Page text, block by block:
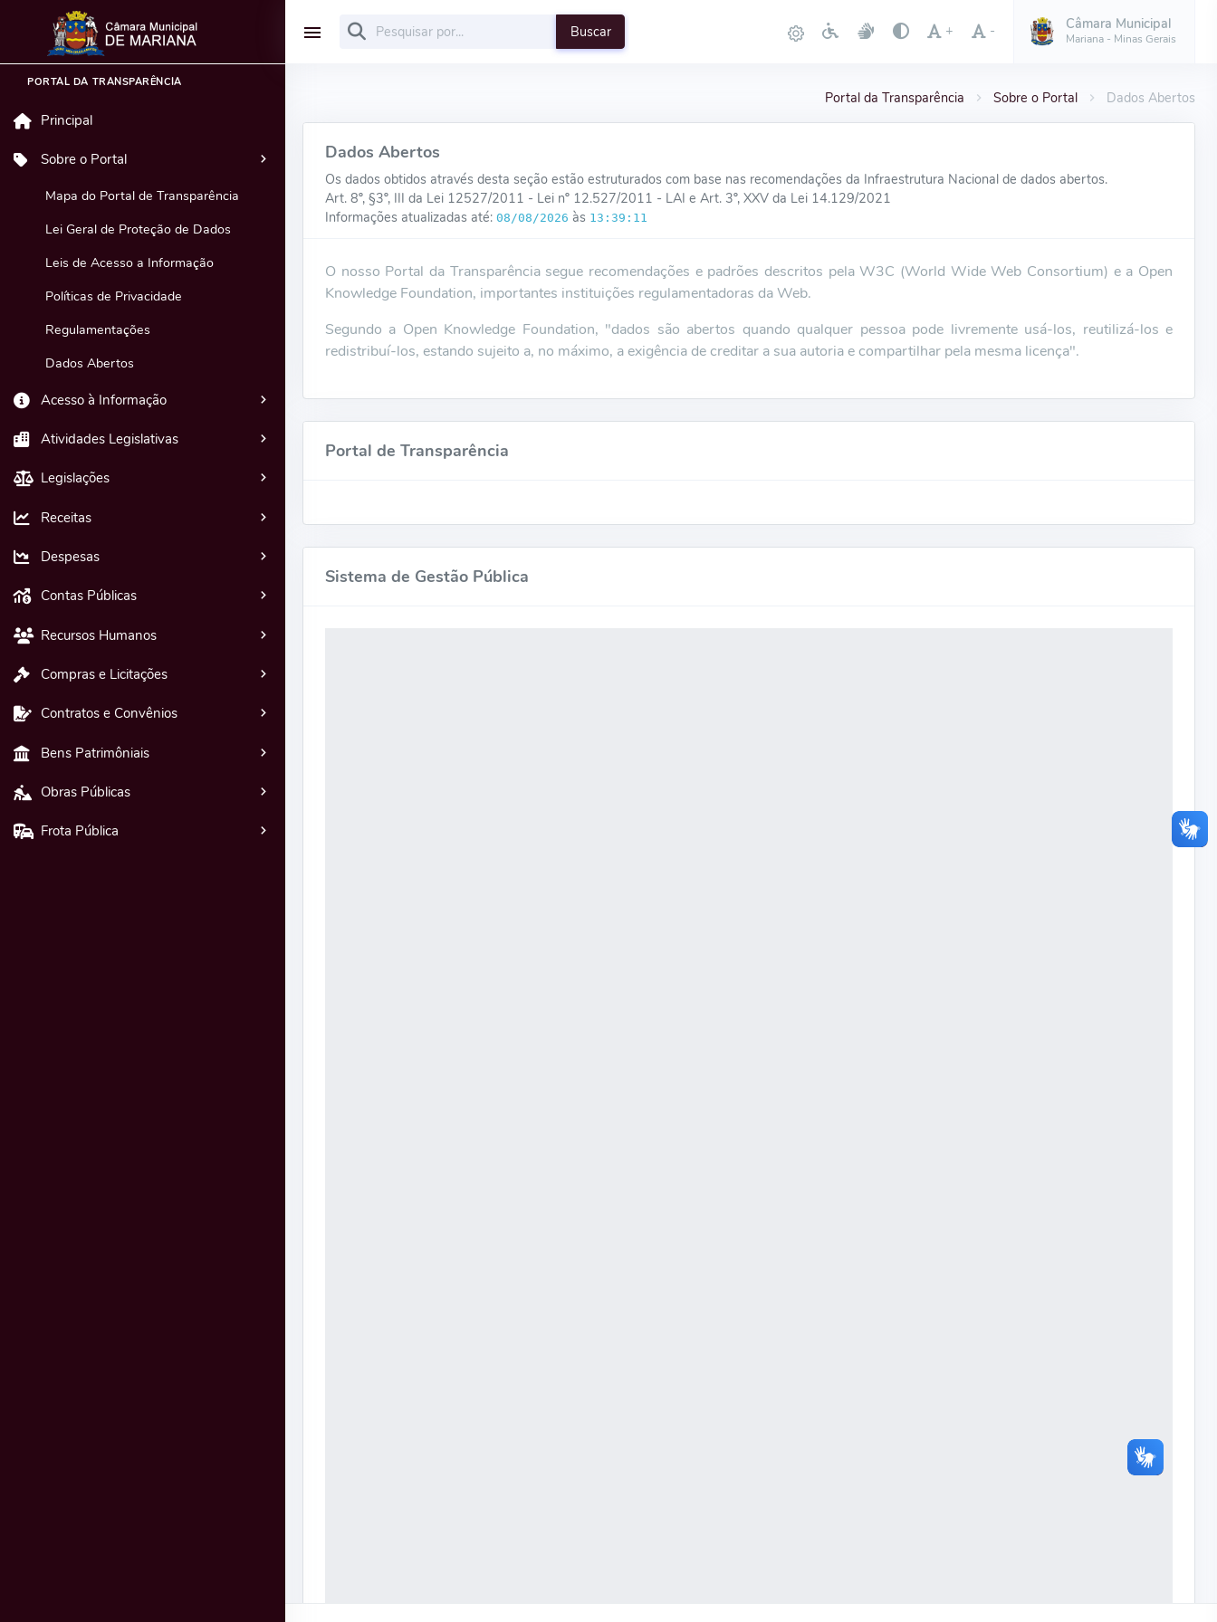
PORTAL DA TRANSPARÊNCIA
Principal
Sobre o Portal
Mapa do Portal de Transparência
Lei Geral de Proteção de Dados
Leis de Acesso a Informação
Políticas de Privacidade
Regulamentações
Dados Abertos
Acesso à Informação
Atividades Legislativas
Legislações
Receitas
Despesas
Contas Públicas
Recursos Humanos
Compras e Licitações
Contratos e Convênios
Bens Patrimôniais
Obras Públicas
Frota Pública
+ - Câmara Municipal
Mariana - Minas Gerais
Buscar
Portal da Transparência Sobre o Portal Dados Abertos
Dados Abertos
Os dados obtidos através desta seção estão estruturados com base nas recomendações da Infraestrutura Nacional de dados abertos.
Art. 8º, §3º, III da Lei 12527/2011 - Lei nº 12.527/2011 - LAI e Art. 3º, XXV da Lei 14.129/2021
Informações atualizadas até: 08/08/2026 às 13:39:11
O nosso Portal da Transparência segue recomendações e padrões descritos pela W3C (World Wide Web Consortium) e a Open
Knowledge Foundation, importantes instituições regulamentadoras da Web.
Segundo a Open Knowledge Foundation, "dados são abertos quando qualquer pessoa pode livremente usá-los, reutilizá-los e
redistribuí-los, estando sujeito a, no máximo, a exigência de creditar a sua autoria e compartilhar pela mesma licença".
Portal de Transparência
Sistema de Gestão Pública